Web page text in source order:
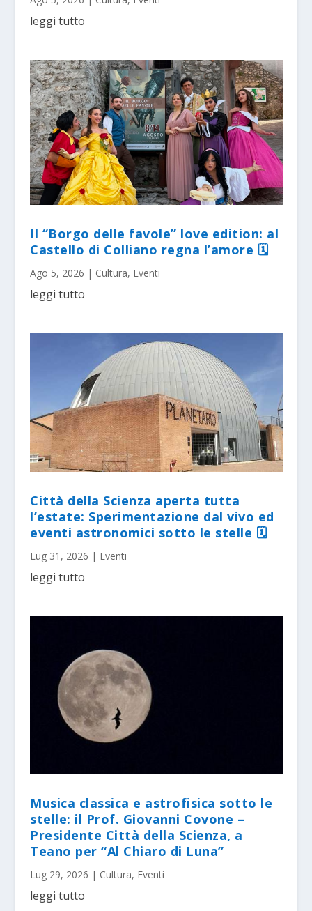
leggi tutto
Il “Borgo delle favole” love edition: al
Castello di Colliano regna l’amore 🗓
Ago 5, 2026 | Cultura, Eventi
leggi tutto
Città della Scienza aperta tutta
l’estate: Sperimentazione dal vivo ed
eventi astronomici sotto le stelle 🗓
Lug 31, 2026 | Eventi
leggi tutto
Musica classica e astrofisica sotto le
stelle: il Prof. Giovanni Covone –
Presidente Città della Scienza, a
Teano per “Al Chiaro di Luna”
Lug 29, 2026 | Cultura, Eventi
leggi tutto